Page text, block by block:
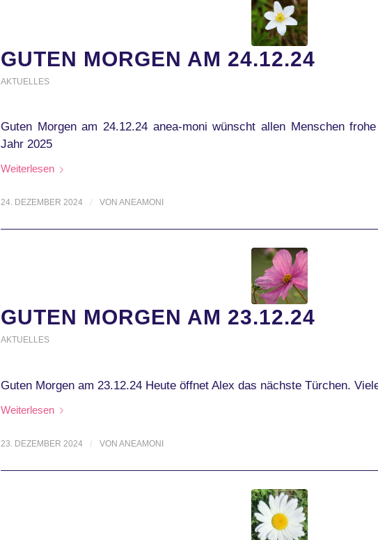
GUTEN MORGEN AM 24.12.24
AKTUELLES
Guten Morgen am 24.12.24 anea-moni wünscht allen Menschen
Jahr 2025
Weiterlesen
24. DEZEMBER 2024 / VON ANEAMONI
GUTEN MORGEN AM 23.12.24
AKTUELLES
Guten Morgen am 23.12.24 Heute öffnet Alex das nächste Türchen.
Weiterlesen
23. DEZEMBER 2024 / VON ANEAMONI